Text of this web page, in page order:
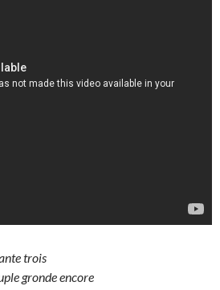
trois
gronde encore